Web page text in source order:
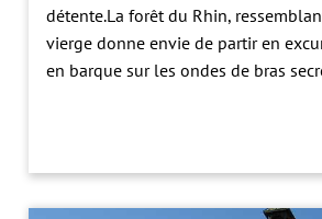
détente.La forêt du Rhin,
vierge donne envie de partir en
en barque sur les ondes de bras
D'innombrables sentiers de vélo
Saisissez l'occasion d'une balade à
la rencontre des producteurs locaux